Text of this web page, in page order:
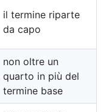
il termine riparte
da capo
non oltre un
quarto in più del
termine base